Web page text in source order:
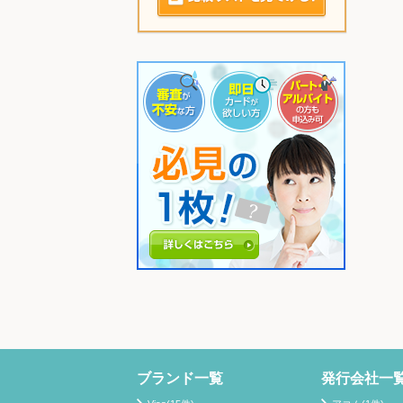
ブランド一覧 発行会社一